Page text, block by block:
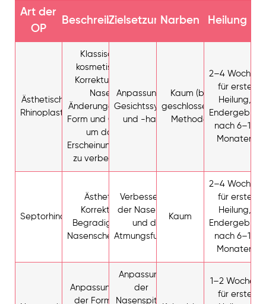
Art der
OP
BeschreibungZielsetzungNarben Heilung
Ästhetische
Rhinoplastik
Klassische
kosmetische
Korrektur der
Nase;
Änderungen der
Form und Größe,
um das
Erscheinungsbild
zu verbessern
Anpassung an die
Gesichtssymmetrie
und -harmonie
Kaum (bei
geschlossener
Methode)
2–4 Wochen
für erste
Heilung,
Endergebnis
nach 6–12
Monaten
Septorhinoplastik
Ästhetische
Korrektur und
Begradigung der
Nasenscheidewand
Verbesserung
der Nasenform
und der
Atmungsfunktion
Kaum
2–4 Wochen
für erste
Heilung,
Endergebnis
nach 6–12
Monaten
Anpassung
der Form
Anpassung
der
Nasenspitze
1–2 Wochen
für erste